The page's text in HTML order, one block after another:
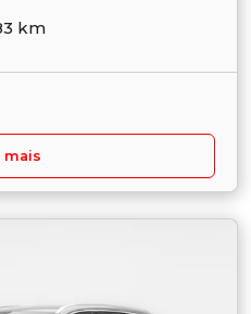
km
mais